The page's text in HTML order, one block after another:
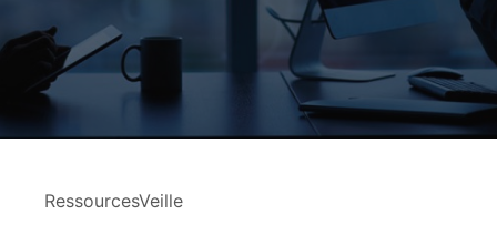
RessourcesVeille